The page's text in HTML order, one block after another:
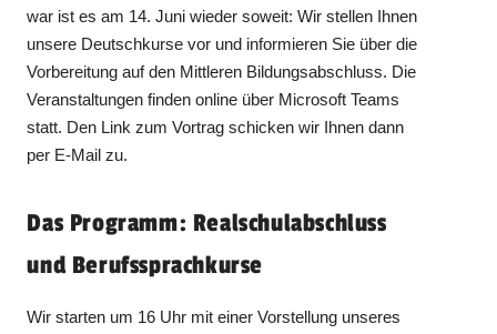
war ist es am 14. Juni wieder soweit: Wir stellen Ihnen
unsere Deutschkurse vor und informieren Sie über die
Vorbereitung auf den Mittleren Bildungsabschluss. Die
Veranstaltungen finden online über Microsoft Teams
statt. Den Link zum Vortrag schicken wir Ihnen dann
per E-Mail zu.
Das Programm: Realschulabschluss
und Berufssprachkurse
Wir starten um 16 Uhr mit einer Vorstellung unseres